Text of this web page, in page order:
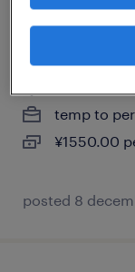
流通・小売
中型トラッ
temp to
¥1550.00
posted 8